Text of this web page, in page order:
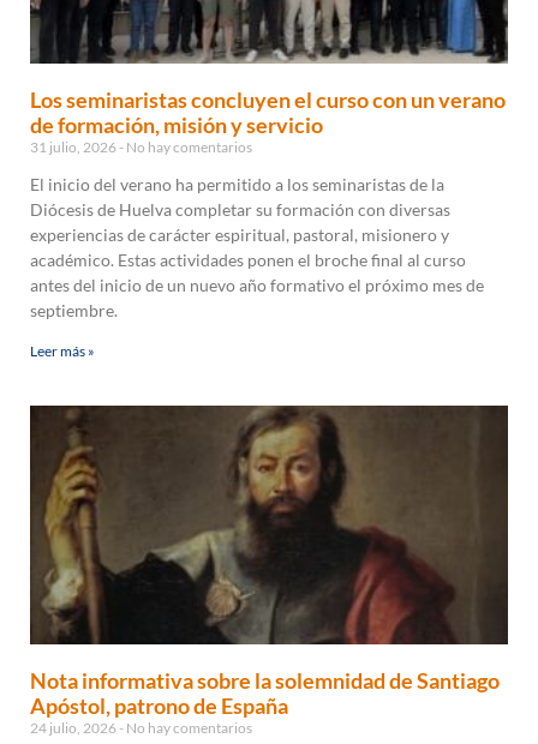
Los seminaristas concluyen el curso con un verano
de formación, misión y servicio
31 julio, 2026 No hay comentarios
El inicio del verano ha permitido a los seminaristas de la
Diócesis de Huelva completar su formación con diversas
experiencias de carácter espiritual, pastoral, misionero y
académico. Estas actividades ponen el broche final al curso
antes del inicio de un nuevo año formativo el próximo mes de
septiembre.
Leer más »
Nota informativa sobre la solemnidad de Santiago
Apóstol, patrono de España
24 julio, 2026 No hay comentarios